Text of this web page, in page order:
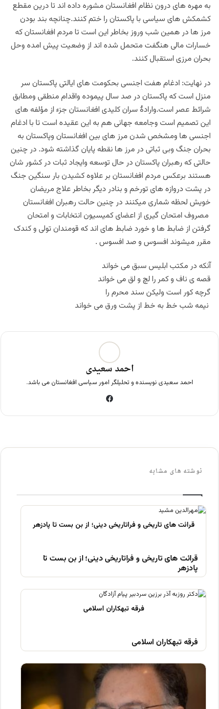
به مهره های درون نظام افغانستان مشوره داده اند تا درین مقطع
کشمکش های سیاسی با پاکستان را ختم کنند.چنانچه بند بودن
مرز ها در همین شب وروز بخاطر این است تا مردم افغانستان که
خسارات مالی هنگفت متحمل شده اند از وضعیت پیش امده وحل
بحران مرزی استقبال کنند.
در نهایت: ادغام هفت اجنسی بحکومت های ایالتی پاکستان سر
منزل است که پاکستان در صد سال پیموده واقدام منطقی ومطابق
شرائط عصر است.وارادۀ سران کلیدی افغانستان جزء از مؤلفه های
این تصمیم است وجامعه جهانی هم به این عقیده است تا با ادغام
اجنسی ها ومشخص شدن مرز های بین افغانستان وپاکستان به
بحران جنگ وبی ثباتی در مرز ها نقطه پایان گذاشته شود. در چنین
حالتی که رهبران پاکستان در حال توسعه وایجاد ثبات در کشور شان
هستند برعکس مردم افغانستان بر علاوه کشیدن بار سنگین جنگ
در پشت دروازه های تورخم و بنادر دیگر بخاطر علاج مریضان
خویش لحظه شماری میکنند در چنین حالت رهبران افغانستان
مصروف امتحان گیری از اعضای کمیسیون انتخابات و امتحان
گرفتن از ضابط ها و خورد ضابط های اند که قومندان تولی و کندک
مقرر میشوند افسوس و صد افسوس .
آنکه در مکتب ابلیس سبق می خواند
قصه ی ناف و کمر را لچ و لق می خواند
گرچه کور است ولیکن سند محرم را
نیمه شب خط به خط از پشت ورق می خواند
احمد سعیدی
احمد سعیدی نویسنده و تحلیلگر امور سیاسی افغانستان می باشد.
نوشته های مشابه
قرائت های تاریخی و فراتاریخی دینی؛ از بن بست تا
پادزهر
فرقه تبهکاران اسلامی